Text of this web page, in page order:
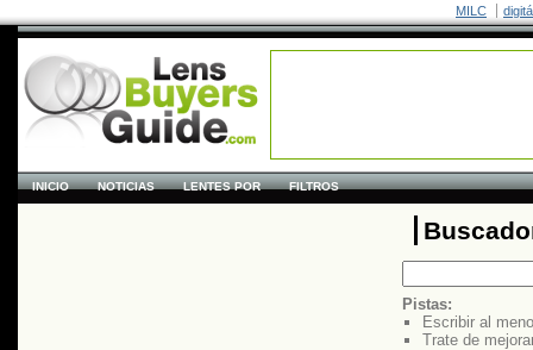
MILC
INICIO NOTICIAS LENTES POR FILTROS
Pistas:
Escribir al
Trate de